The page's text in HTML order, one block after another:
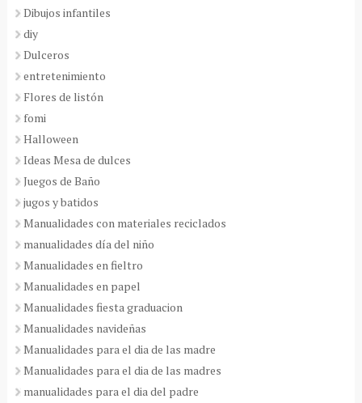
Dibujos infantiles
diy
Dulceros
entretenimiento
Flores de listón
fomi
Halloween
Ideas Mesa de dulces
Juegos de Baño
jugos y batidos
Manualidades con materiales reciclados
manualidades día del niño
Manualidades en fieltro
Manualidades en papel
Manualidades fiesta graduacion
Manualidades navideñas
Manualidades para el dia de las madre
Manualidades para el dia de las madres
manualidades para el dia del padre